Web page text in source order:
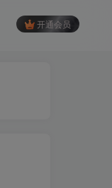
开通会员